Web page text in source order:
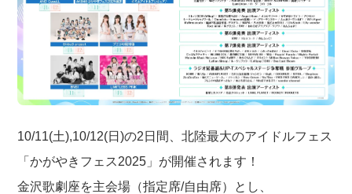
10/11(土),10/12(日)の2日間、北陸最大のアイドルフェス
「かがやきフェス2025」が開催されます！
金沢歌劇座を主会場（指定席/自由席）とし、